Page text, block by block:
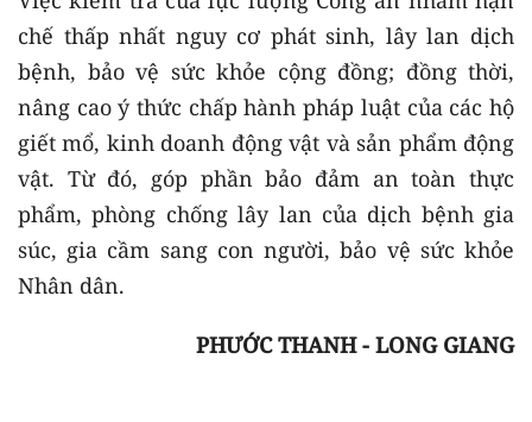
chế thấp nhất nguy cơ phát sinh, lây lan dịch
bệnh, bảo vệ sức khỏe cộng đồng; đồng thời,
nâng cao ý thức chấp hành pháp luật của các hộ
giết mổ, kinh doanh động vật và sản phẩm động
vật. Từ đó, góp phần bảo đảm an toàn thực
phẩm, phòng chống lây lan của dịch bệnh gia
súc, gia cầm sang con người, bảo vệ sức khỏe
Nhân dân.
PHƯỚC THANH - LONG GIANG